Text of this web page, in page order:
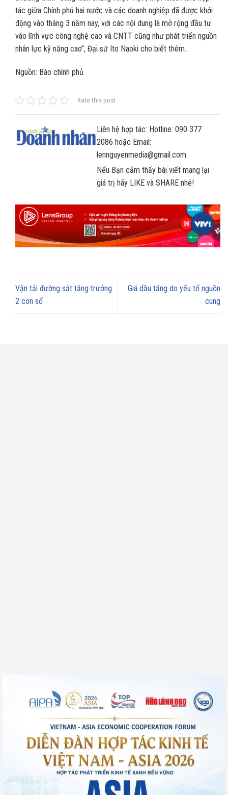
tác giữa Chính phủ hai nước và các doanh nghiệp đã được khởi
động vào tháng 3 năm nay, với các nội dung là mở rộng đầu tư
vào lĩnh vực công nghệ cao và CNTT cũng như phát triển nguồn
nhân lực kỹ năng cao”, Đại sứ Ito Naoki cho biết thêm.
Nguồn: Báo chính phủ
Rate this post
Liên hệ hợp tác: Hotline: 090 377
2086 hoặc Email:
lennguyenmedia@gmail.com.
Nếu Bạn cảm thấy bài viết mang lại
giá trị hãy LIKE và SHARE nhé!
Vận tải đường sắt tăng trưởng
2 con số
Giá dầu tăng do yếu tố nguồn
cung